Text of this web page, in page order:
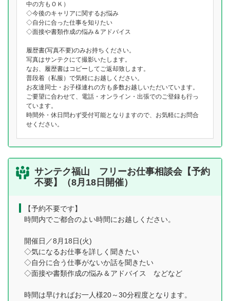
中の方もＯＫ）
◇今後のキャリアに関するお悩み
◇自分に合った仕事を知りたい
◇面接や書類作成の悩み＆アドバイス
履歴書(写真不要)のみお持ちください。
写真はサンテクにて撮影いたします。
なお、履歴書はコピーしてご返却致します。
普段着（私服）で気軽にお越しください。
お友達同士・お子様連れの方も多数お越しいただいています。
ご要望に合わせて、電話・オンライン・出張でのご登録も行っ
ています。
時間外・休日問わず受付可能となりますので、お気軽にお問合
せください。
サンテク福山 フリーお仕事相談会【予約
不要】（8月18日開催）
【予約不要です】
時間内でご都合のよい時間にお越しください。
開催日／8月18日(火)
◇気になるお仕事を詳しく聞きたい
◇自分に合う仕事がないか話を聞きたい
◇面接や書類作成の悩み＆アドバイス などなど
時間は早ければお一人様20～30分程度となります。